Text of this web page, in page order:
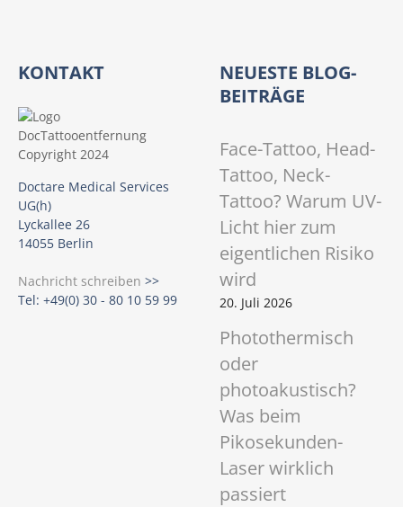
KONTAKT
Doctare Medical Services
UG(h)
Lyckallee 26
14055 Berlin
Nachricht schreiben >>
Tel: +49(0) 30 - 80 10 59 99
NEUESTE BLOG-
BEITRÄGE
Face-Tattoo, Head-
Tattoo, Neck-
Tattoo? Warum UV-
Licht hier zum
eigentlichen Risiko
wird
20. Juli 2026
Photothermisch
oder
photoakustisch?
Was beim
Pikosekunden-
Laser wirklich
passiert